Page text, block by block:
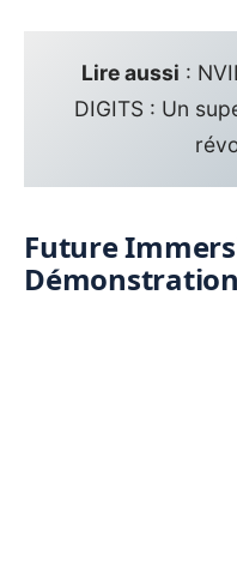
Lire aussi :
DIGITS : Un
Future